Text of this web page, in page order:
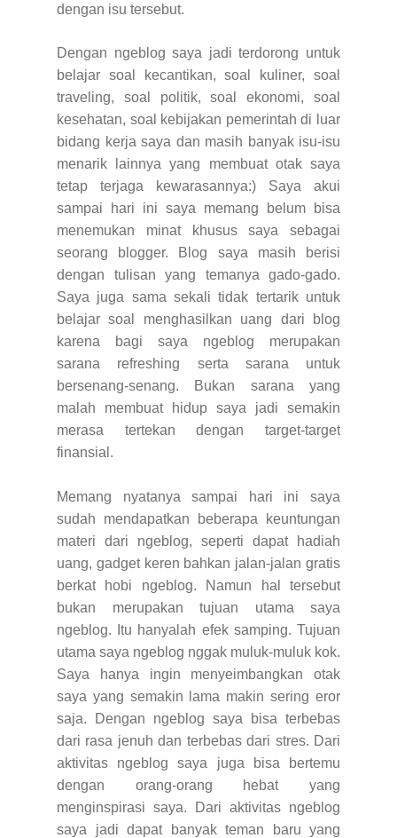
dengan isu tersebut.
Dengan ngeblog saya jadi terdorong untuk
belajar soal kecantikan, soal kuliner, soal
traveling, soal politik, soal ekonomi, soal
kesehatan, soal kebijakan pemerintah di luar
bidang kerja saya dan masih banyak isu-isu
menarik lainnya yang membuat otak saya
tetap terjaga kewarasannya:) Saya akui
sampai hari ini saya memang belum bisa
menemukan minat khusus saya sebagai
seorang blogger. Blog saya masih berisi
dengan tulisan yang temanya gado-gado.
Saya juga sama sekali tidak tertarik untuk
belajar soal menghasilkan uang dari blog
karena bagi saya ngeblog merupakan
sarana refreshing serta sarana untuk
bersenang-senang. Bukan sarana yang
malah membuat hidup saya jadi semakin
merasa tertekan dengan target-target
finansial.
Memang nyatanya sampai hari ini saya
sudah mendapatkan beberapa keuntungan
materi dari ngeblog, seperti dapat hadiah
uang, gadget keren bahkan jalan-jalan gratis
berkat hobi ngeblog. Namun hal tersebut
bukan merupakan tujuan utama saya
ngeblog. Itu hanyalah efek samping. Tujuan
utama saya ngeblog nggak muluk-muluk kok.
Saya hanya ingin menyeimbangkan otak
saya yang semakin lama makin sering eror
saja. Dengan ngeblog saya bisa terbebas
dari rasa jenuh dan terbebas dari stres. Dari
aktivitas ngeblog saya juga bisa bertemu
dengan orang-orang hebat yang
menginspirasi saya. Dari aktivitas ngeblog
saya jadi dapat banyak teman baru yang